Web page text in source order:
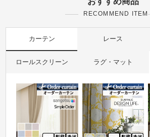
RECOMMEND ITEM
カーテン レース
ロールスクリーン ラグ・マット